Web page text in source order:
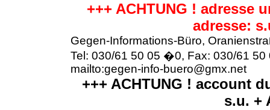
+++ ACHTUNG ! adresse
adresse:
Gegen-Informations-Büro,
Tel: 030/61 50 05 �0, Fax: 030/61 50
mailto:gegen-info-buero@gmx.net
+++ ACHTUNG ! account
s.u. +